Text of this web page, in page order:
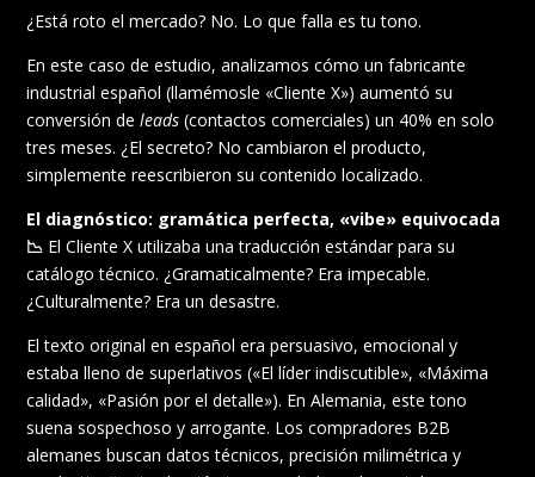
¿Está roto el mercado? No. Lo que falla es tu tono.
En este caso de estudio, analizamos cómo un fabricante
industrial español (llamémosle «Cliente X») aumentó su
conversión deleads (contactos comerciales) un 40% en solo
tres meses. ¿El secreto? No cambiaron el producto,
simplemente reescribieron su contenido localizado.
El diagnóstico: gramática perfecta, «vibe» equivocada
📉 El Cliente X utilizaba una traducción estándar para su
catálogo técnico. ¿Gramaticalmente? Era impecable.
¿Culturalmente? Era un desastre.
El texto original en español era persuasivo, emocional y
estaba lleno de superlativos («El líder indiscutible», «Máxima
calidad», «Pasión por el detalle»). En Alemania, este tono
suena sospechoso y arrogante. Los compradores B2B
alemanes buscan datos técnicos, precisión milimétrica y